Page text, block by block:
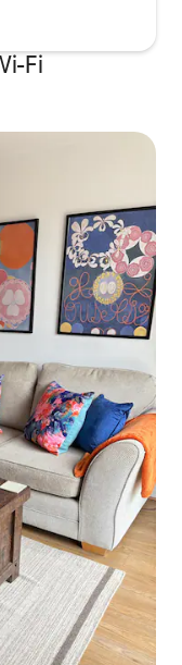
Fi